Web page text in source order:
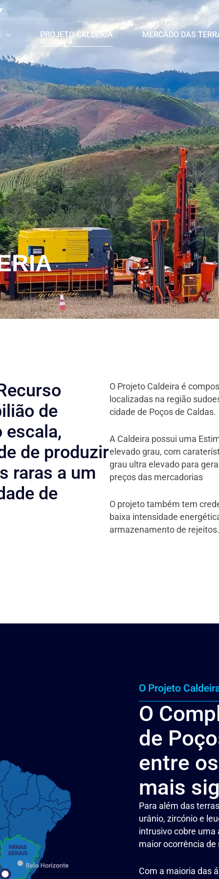
PROJETO CALDERIA MERCADO DAS
de
escala,
de produzir
raras a um
de
O Projeto Caldeira é
localizadas na região
cidade de Poços de Caldas.
A Caldeira possui uma
elevado grau, com
grau ultra elevado para
preços das mercadorias
O projeto também tem
baixa intensidade
armazenamento de rejeitos.
Brasil, América do Sul
O Projeto
O
de
entre
mais
Para além das
urânio, zircónio e
intrusivo cobre
maior ocorrência
Com a maioria das